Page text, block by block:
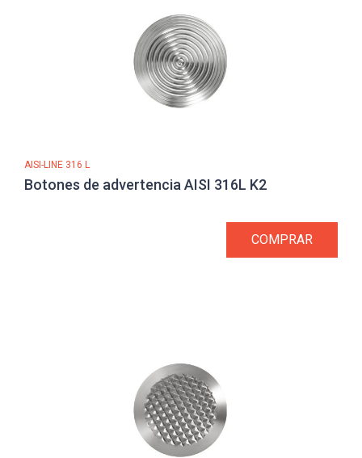
AISI-LINE 316 L
Botones de advertencia AISI 316L K2
COMPRAR